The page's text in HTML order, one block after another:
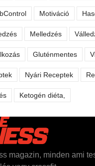
Motiváció
Melledzés
Gluténmentes
Nyári Receptek
Ketogén diéta,
magazin, minden ami